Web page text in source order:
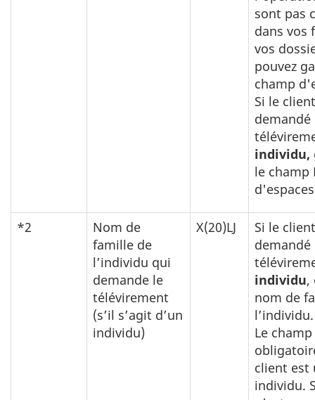
sont pas
dans vos
vos
pouvez
champ
Si le
demandé
individu,
le champ
*2
Nom de
famille de
l’individu qui
demande le
télévirement
(s’il s’agit d’un
individu)
X(20)LJ
Si le
demandé
individu,
nom de
l’individu.
Le
client est
individu.